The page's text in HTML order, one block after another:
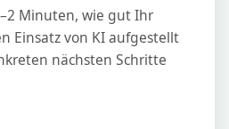
Minuten, wie gut Ihr
Einsatz von KI aufgestellt
nächsten Schritte